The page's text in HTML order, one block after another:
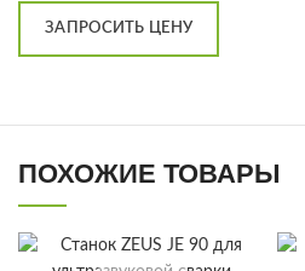
ЗАПРОСИТЬ ЦЕНУ
ПОХОЖИЕ ТОВАРЫ